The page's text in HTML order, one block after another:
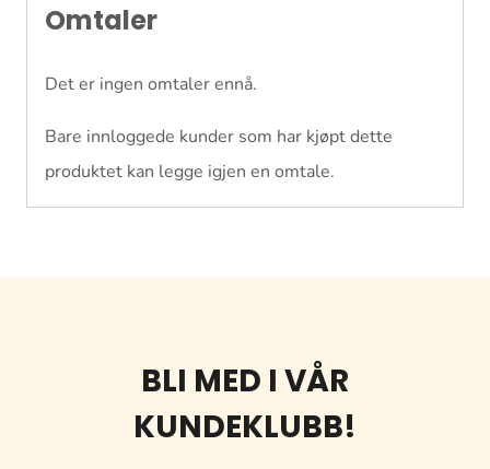
Omtaler
Det er ingen omtaler ennå.
Bare innloggede kunder som har kjøpt dette
produktet kan legge igjen en omtale.
BLI MED I VÅR
KUNDEKLUBB!